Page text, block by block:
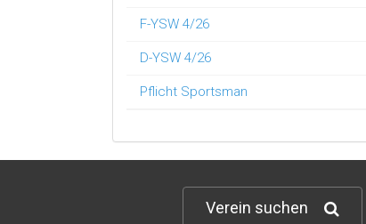
F-YSW 4/26
D-YSW 4/26
Pflicht Sportsman
Verein suchen